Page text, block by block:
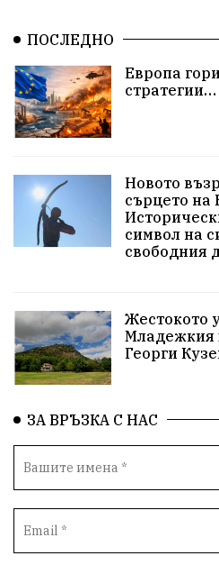
дух сметища
енергия родолюбие
природа пътища
съдебна система
история с.Неофит Рилски
народ
нападение адвокат
партия Величие
дрон Албания
незаконно строителство
запор Великобритания
нов завод Варна
ПОСЛЕДНО
Европа
стратегии…
Новото
сърцето на
символ на
свободния
Жестокото
Младежкия
Георги
ЗА ВРЪЗКА С НАС